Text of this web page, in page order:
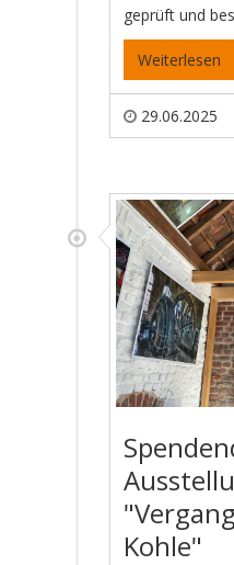
geprüft und
Weiterlesen
29.06.2025
Kohle"